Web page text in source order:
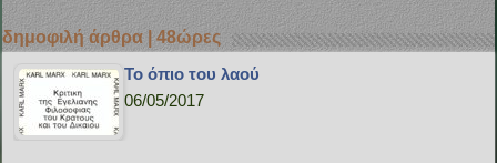
δημοφιλή άρθρα | 48ώρες
Το όπιο του λαού
06/05/2017